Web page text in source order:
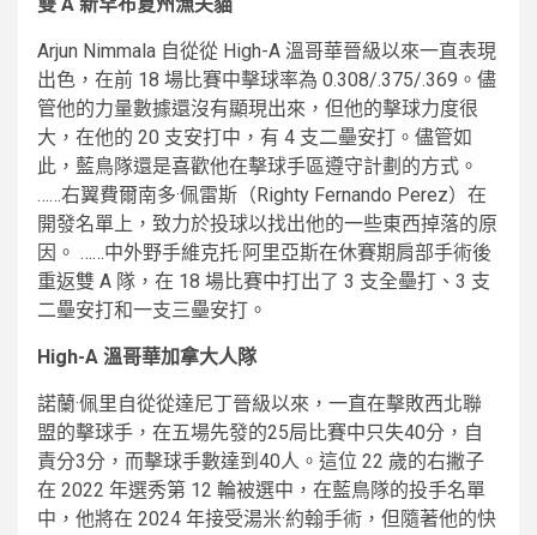
Arjun Nimmala 自從從 High-A 溫哥華晉級以來一直表現
出色，在前 18 場比賽中擊球率為 0.308/.375/.369。儘
管他的力量數據還沒有顯現出來，但他的擊球力度很
大，在他的 20 支安打中，有 4 支二壘安打。儘管如
此，藍鳥隊還是喜歡他在擊球手區遵守計劃的方式。
……右翼費爾南多·佩雷斯（Righty Fernando Perez）在
開發名單上，致力於投球以找出他的一些東西掉落的原
因。 ……中外野手維克托·阿里亞斯在休賽期肩部手術後
重返雙 A 隊，在 18 場比賽中打出了 3 支全壘打、3 支
二壘安打和一支三壘安打。
High-A 溫哥華加拿大人隊
諾蘭·佩里自從從達尼丁晉級以來，一直在擊敗西北聯
盟的擊球手，在五場先發的25局比賽中只失40分，自
責分3分，而擊球手數達到40人。這位 22 歲的右撇子
在 2022 年選秀第 12 輪被選中，在藍鳥隊的投手名單
中，他將在 2024 年接受湯米·約翰手術，但隨著他的快